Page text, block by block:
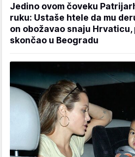
Jedino ovom čoveku
ruku: Ustaše htele da mu
on obožavao snaju Hrvaticu,
skončao u Beogradu